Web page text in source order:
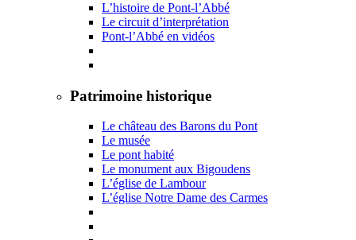
L’histoire de Pont-l’Abbé
Le circuit d’interprétation
Pont-l’Abbé en vidéos
Patrimoine historique
Le château des Barons du Pont
Le musée
Le pont habité
Le monument aux Bigoudens
L’église de Lambour
L’église Notre Dame des Carmes